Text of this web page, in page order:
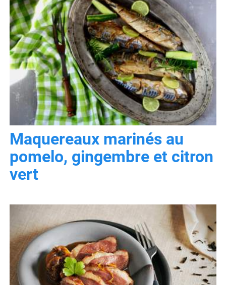
Maquereaux marinés au
pomelo, gingembre et citron
vert